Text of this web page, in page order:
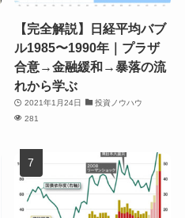
【完全解説】日経平均バブ
ル1985〜1990年｜プラザ
合意→金融緩和→暴落の流
れから学ぶ
2021年1月24日
投資ノウハウ
281